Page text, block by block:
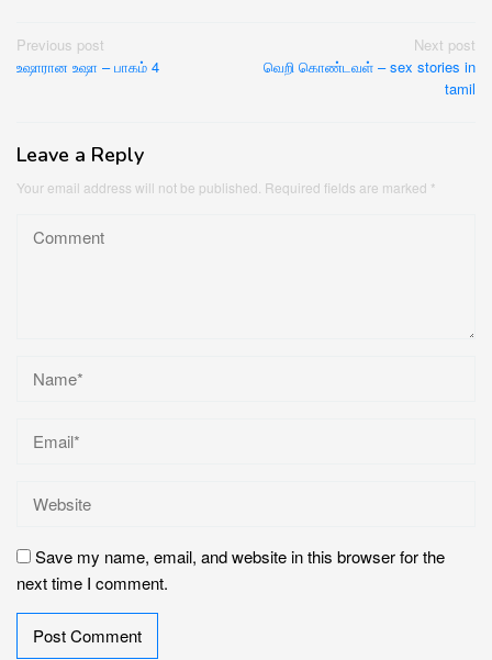
Post
navigation
Previous post
உஷாரான உஷா – பாகம் 4
Next post
வெறி கொண்டவள் – sex stories in
tamil
Leave a Reply
Your email address will not be published. Required fields are marked *
Save my name, email, and website in this browser for the
next time I comment.